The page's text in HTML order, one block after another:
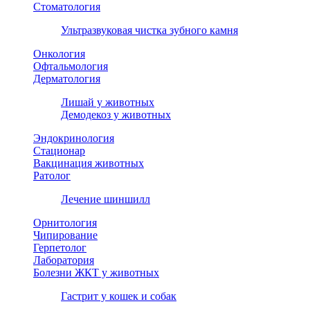
Стоматология
Ультразвуковая чистка зубного камня
Онкология
Офтальмология
Дерматология
Лишай у животных
Демодекоз у животных
Эндокринология
Стационар
Вакцинация животных
Ратолог
Лечение шиншилл
Орнитология
Чипирование
Герпетолог
Лаборатория
Болезни ЖКТ у животных
Гастрит у кошек и собак